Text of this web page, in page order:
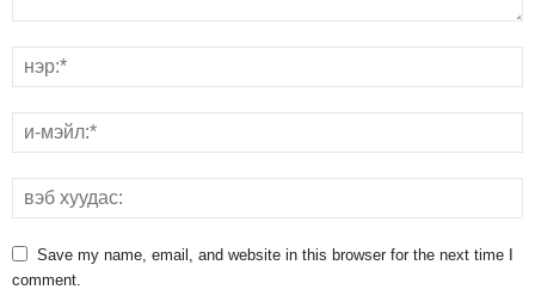
Save my name, email, and website in this browser for the next time I
comment.